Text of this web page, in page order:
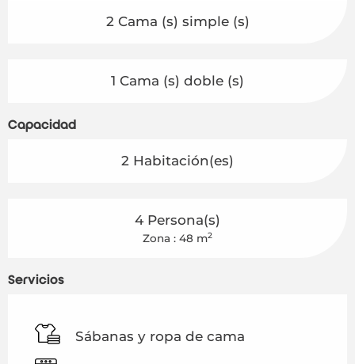
2 Cama (s) simple (s)
1 Cama (s) doble (s)
Capacidad
2 Habitación(es)
4 Persona(s)
Zona : 48 m2
Servicios
Sábanas y ropa de cama